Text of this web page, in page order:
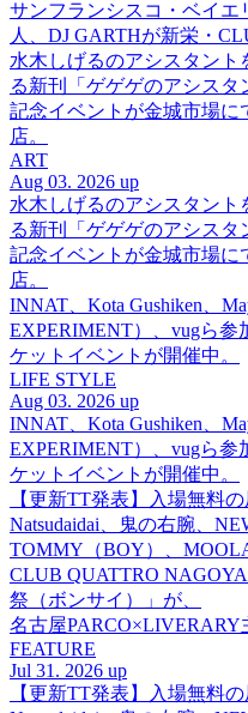
サンフランシスコ・ベイエ
人、DJ GARTHが新栄・
水木しげるのアシスタント
る新刊「ゲゲゲのアシス
記念イベントが金城市場に
店。
ART
Aug 03. 2026 up
水木しげるのアシスタント
る新刊「ゲゲゲのアシス
記念イベントが金城市場に
店。
INNAT、Kota Gushiken、
EXPERIMENT）、vugら参
ケットイベントが開催中。
LIFE STYLE
Aug 03. 2026 up
INNAT、Kota Gushiken、
EXPERIMENT）、vugら参
ケットイベントが開催中。
【更新TT発表】入場無料の
Natsudaidai、鬼の右腕、
TOMMY（BOY）、
CLUB QUATTRO
祭（ボンサイ）」が、
名古屋PARCO×LIVERARY
FEATURE
Jul 31. 2026 up
【更新TT発表】入場無料の